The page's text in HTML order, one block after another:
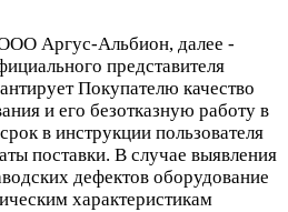
Аргус-Альбион, далее -
представителя
Покупателю качество
и его безотказную работу в
в инструкции пользователя
поставки. В случае выявления
дефектов оборудование
характеристикам